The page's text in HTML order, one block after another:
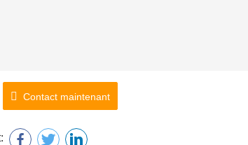
Contact maintenant